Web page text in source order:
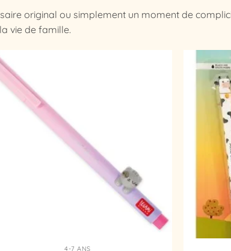
original ou simplement un moment de
vie de famille.
4-7 ANS